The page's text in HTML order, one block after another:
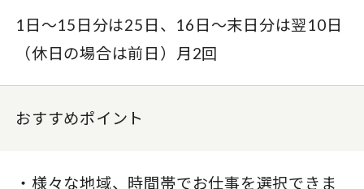
1日〜15日分は25日、16日〜末日分は翌10日
（休日の場合は前日）月2回
おすすめポイント
・様々な地域、時間帯でお仕事を選択できま